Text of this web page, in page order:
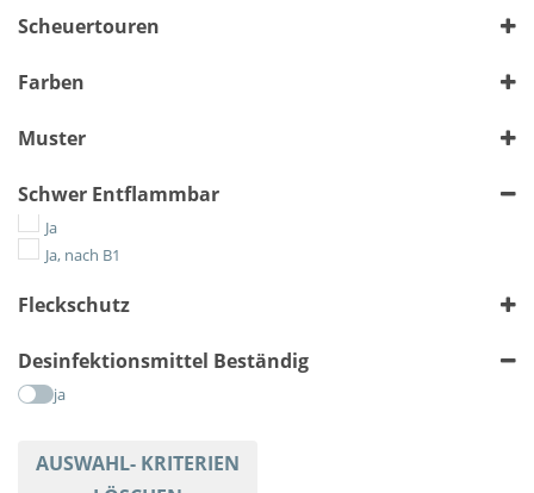
Scheuertouren
Farben
Muster
Floral
Geometrisch
Gestreift
Tiere
Schwer Entflammbar
Ja
Ja, nach B1
Fleckschutz
Desinfektionsmittel Beständig
ja
AUSWAHL- KRITERIEN